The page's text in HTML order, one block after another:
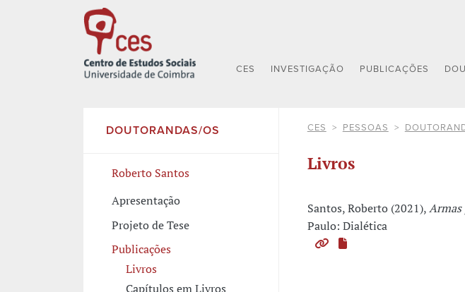
CES INVESTIGAÇÃO PUBLICAÇÕES
DOUTORANDAS/OS
Roberto Santos
Apresentação
Projeto de Tese
Publicações
Livros
Capítulos em Livros
CES PESSOAS
Livros
Santos, Roberto (2021),Armas
Paulo: Dialética